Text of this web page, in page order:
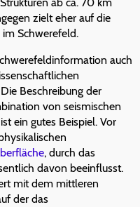
ab ca. 70 km
zielt eher auf die
Schwerefeld.
auch
Beschreibung der
von seismischen
ein gutes Beispiel. Vor
, durch das
davon beeinflusst.
mit dem mittleren
der das